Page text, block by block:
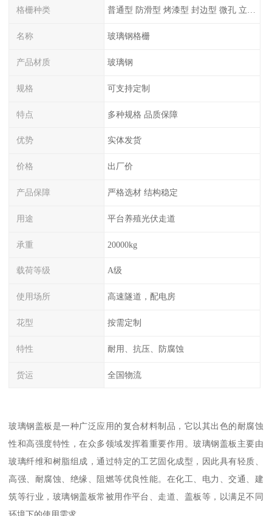
格栅种类 普通型 防滑型 ‌烤漆型 封边型 ‌微孔 立体 加砂覆面型 平面型
名称 玻璃钢格栅
产品材质 玻璃钢
规格 可支持定制
特点 多种规格 品质保障
优势 实体发货
价格 出厂价
产品保障 严格选材 结构稳定
用途 平台养殖光伏走道
承重 20000kg
载荷等级 A级
使用场所 高速隧道，配电房
花型 按需定制
特性 耐用、抗压、防腐蚀
货运 全国物流
玻璃钢盖板是一种广泛应用的复合材料制品，它以其出色的耐腐蚀
性和高强度特性，在众多领域发挥着重要作用。玻璃钢盖板主要由
玻璃纤维和树脂组成，通过特定的工艺固化成型，因此具有轻质、
高强、耐腐蚀、绝缘、阻燃等优良性能。在化工、电力、交通、建
筑等行业，玻璃钢盖板常被用作平台、走道、盖板等，以满足不同